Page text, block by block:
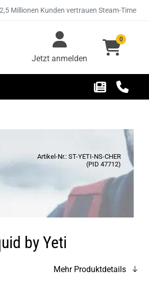
Millionen Kunden vertrauen Steam-Time
Jetzt anmelden
0
Artikel-Nr.: ST-YETI-NS-CHER
(PID 47712)
by Yeti
Mehr Produktdetails